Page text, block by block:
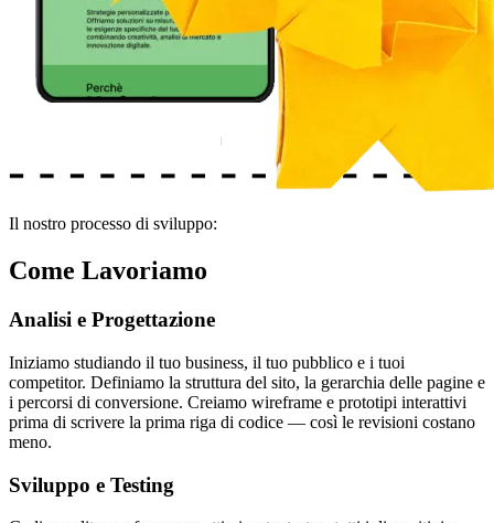
Il nostro processo di sviluppo:
Come Lavoriamo
Analisi e Progettazione
Iniziamo studiando il tuo business, il tuo pubblico e i tuoi
competitor. Definiamo la struttura del sito, la gerarchia delle pagine e
i percorsi di conversione. Creiamo wireframe e prototipi interattivi
prima di scrivere la prima riga di codice — così le revisioni costano
meno.
Sviluppo e Testing